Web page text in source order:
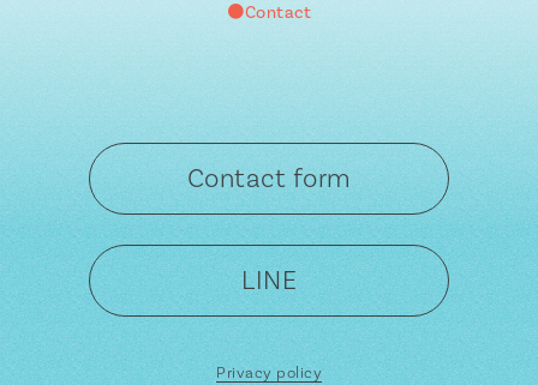
●Contact
Contact form
LINE
Privacy policy